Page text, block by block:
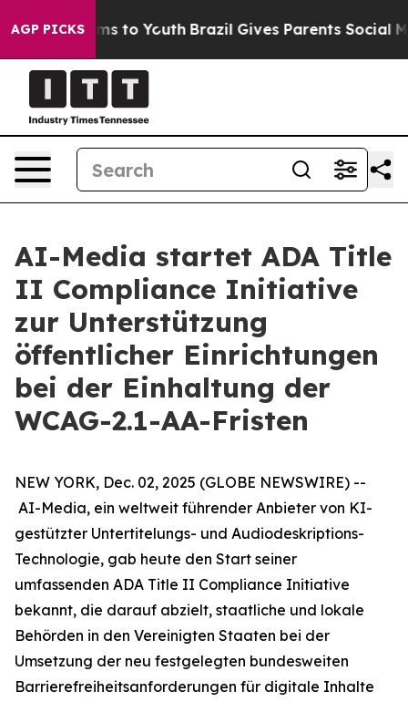
AGP PICKS
Harms to Youth Brazil Gives Parents Social
AI-Media startet ADA Title
II Compliance Initiative
zur Unterstützung
öffentlicher Einrichtungen
bei der Einhaltung der
WCAG-2.1-AA-Fristen
NEW YORK, Dec. 02, 2025 (GLOBE NEWSWIRE) --
AI-Media, ein weltweit führender Anbieter von KI-
gestützter Untertitelungs- und Audiodeskriptions-
Technologie, gab heute den Start seiner
umfassenden ADA Title II Compliance Initiative
bekannt, die darauf abzielt, staatliche und lokale
Behörden in den Vereinigten Staaten bei der
Umsetzung der neu festgelegten bundesweiten
Barrierefreiheitsanforderungen für digitale Inhalte